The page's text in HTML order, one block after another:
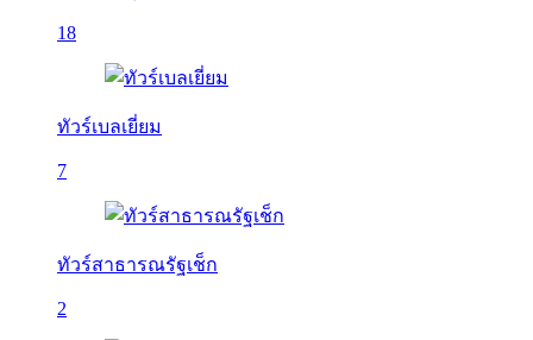
18
ทัวร์เบลเยี่ยม
7
ทัวร์สาธารณรัฐเช็ก
2